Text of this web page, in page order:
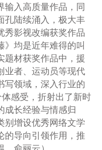
输入高质量作品，同
孔陆续涌入，极大丰
秀影视改编获奖作品
》均是近年难得的叫
题材获奖作品中，援
业者、运动员等现代
写领域，深入行业的
体感受，折射出了新时
成长经验与情感归
别增设优秀网络文学
的导向引领作用，推